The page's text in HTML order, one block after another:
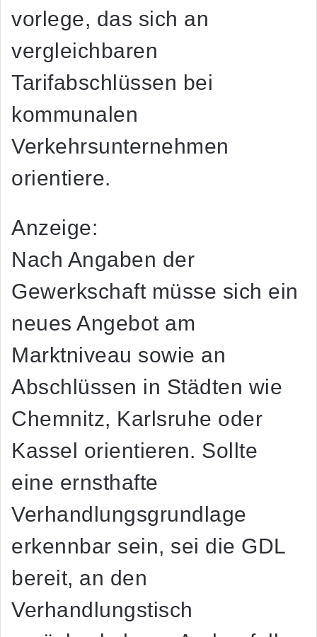
vorlege, das sich an
vergleichbaren
Tarifabschlüssen bei
kommunalen
Verkehrsunternehmen
orientiere.
Anzeige:
Nach Angaben der
Gewerkschaft müsse sich ein
neues Angebot am
Marktniveau sowie an
Abschlüssen in Städten wie
Chemnitz, Karlsruhe oder
Kassel orientieren. Sollte
eine ernsthafte
Verhandlungsgrundlage
erkennbar sein, sei die GDL
bereit, an den
Verhandlungstisch